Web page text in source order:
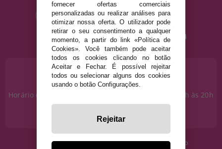
PRECISA DE AJUDA?
915 793 695
Horário de segunda a sexta das 10h às 14h e das 17h às 20h
info@disfracestuyyo.pt
· Quem somos · Condições de uso
fornecer ofertas comerciais
personalizadas ou realizar análises para
otimizar nossa oferta. O utilizador pode
retirar o seu consentimento a qualquer
momento, a partir do link «Política de
Cookies». Você também pode aceitar
todos os cookies clicando no botão
Aceitar e Fechar. É possível rejeitar
todos ou selecionar alguns dos cookies
usando o botão Configurações.
Rejeitar